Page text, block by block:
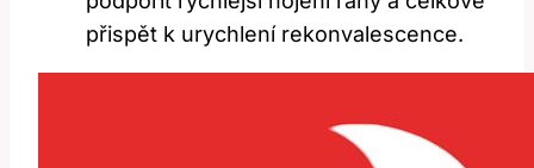
přispět k urychlení rekonvalescence.